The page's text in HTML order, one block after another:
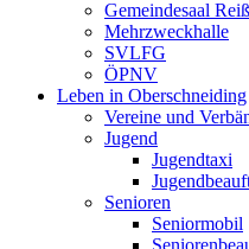
Gemeindesaal
Mehrzweckhalle
SVLFG
ÖPNV
Leben in Oberschneiding
Vereine und
Jugend
Jugendtaxi
Senioren
Seniormobil